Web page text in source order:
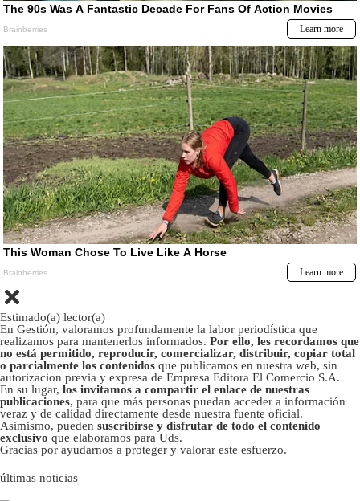
Estimado(a) lector(a)
En Gestión, valoramos profundamente la labor periodística que
realizamos para mantenerlos informados. Por ello, les recordamos que
no está permitido, reproducir, comercializar, distribuir, copiar total
o parcialmente los contenidos que publicamos en nuestra web, sin
autorizacion previa y expresa de Empresa Editora El Comercio S.A.
En su lugar, los invitamos a compartir el enlace de nuestras
publicaciones, para que más personas puedan acceder a información
veraz y de calidad directamente desde nuestra fuente oficial.
Asimismo, pueden suscribirse y disfrutar de todo el contenido
exclusivo que elaboramos para Uds.
Gracias por ayudarnos a proteger y valorar este esfuerzo.
últimas noticias